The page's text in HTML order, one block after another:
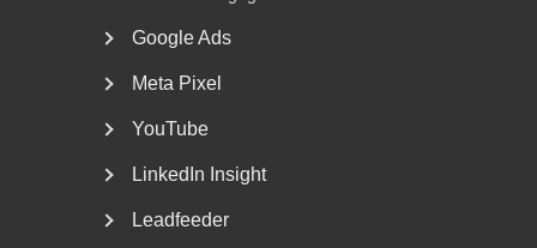
Google Ads
Meta Pixel
YouTube
LinkedIn Insight
Leadfeeder
Bli en del av framtidens
Jobb & karriär
Om Almega